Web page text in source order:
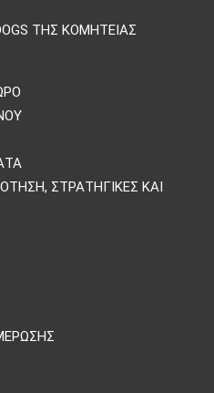
ΤΗΣ ΚΟΜΗΤΕΊΑΣ
ΣΤΡΑΤΗΓΙΚΈΣ ΚΑΙ